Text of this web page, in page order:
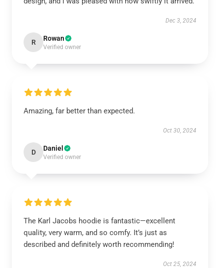
Dec 3, 2024
R Rowan
Verified owner
Amazing, far better than expected.
Oct 30, 2024
D Daniel
Verified owner
The Karl Jacobs hoodie is fantastic—excellent
quality, very warm, and so comfy. It’s just as
described and definitely worth recommending!
Oct 25, 2024